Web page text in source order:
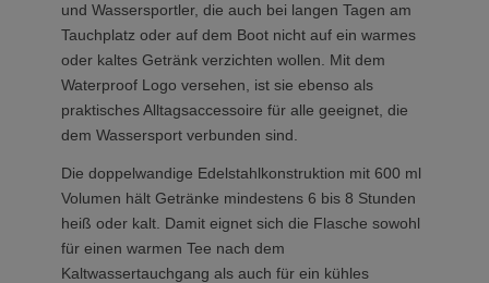
und Wassersportler, die auch bei langen Tagen am
Tauchplatz oder auf dem Boot nicht auf ein warmes
oder kaltes Getränk verzichten wollen. Mit dem
Waterproof Logo versehen, ist sie ebenso als
praktisches Alltagsaccessoire für alle geeignet, die
dem Wassersport verbunden sind.
Die doppelwandige Edelstahlkonstruktion mit 600 ml
Volumen hält Getränke mindestens 6 bis 8 Stunden
heiß oder kalt. Damit eignet sich die Flasche sowohl
für einen warmen Tee nach dem
Kaltwassertauchgang als auch für ein kühles